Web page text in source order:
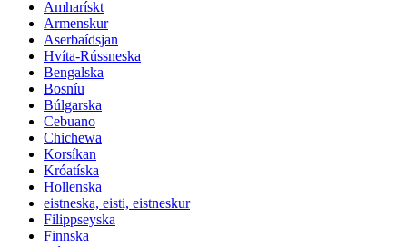
Amharískt
Armenskur
Aserbaídsjan
Hvíta-Rússneska
Bengalska
Bosníu
Búlgarska
Cebuano
Chichewa
Korsíkan
Króatíska
Hollenska
eistneska, eisti, eistneskur
Filippseyska
Finnska